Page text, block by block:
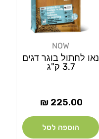
NOW
נאו לחתול בוגר דגים
3.7 ק"ג
מחיר
225.00 ₪
הוספה לסל